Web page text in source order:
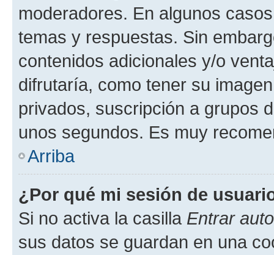
moderadores. En algunos
temas y respuestas. Sin
contenidos adicionales y/o
difrutaría, como tener su
privados, suscripción a grupos
unos segundos. Es muy
Arriba
¿Por qué mi sesión de
Si no activa la casilla Entrar
sus datos se guardan en una